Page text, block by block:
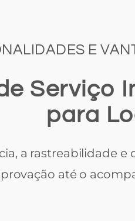
E
Serviço
para
a rastreabilidade
até o